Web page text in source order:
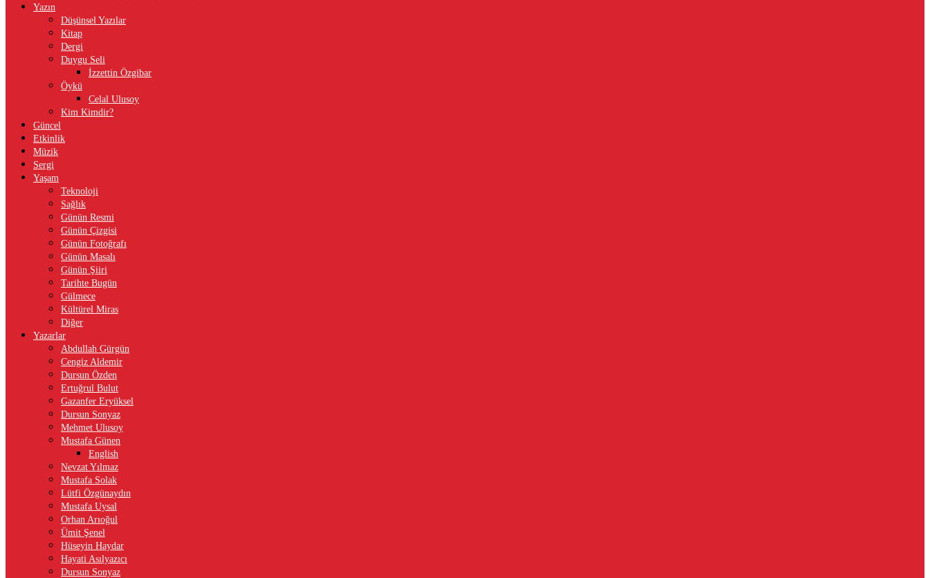
Yazın
Düşünsel Yazılar
Kitap
Dergi
Duygu Seli
İzzettin Özgibar
Öykü
Celal Ulusoy
Kim Kimdir?
Güncel
Etkinlik
Müzik
Sergi
Yaşam
Teknoloji
Sağlık
Günün Resmi
Günün Çizgisi
Günün Fotoğrafı
Günün Masalı
Günün Şiiri
Tarihte Bugün
Gülmece
Kültürel Miras
Diğer
Yazarlar
Abdullah Gürgün
Cengiz Aldemir
Dursun Özden
Ertuğrul Bulut
Gazanfer Eryüksel
Dursun Sonyaz
Mehmet Ulusoy
Mustafa Günen
English
Nevzat Yılmaz
Mustafa Solak
Lütfi Özgünaydın
Mustafa Uysal
Orhan Arıoğul
Ümit Şenel
Hüseyin Haydar
Hayati Asılyazıcı
Dursun Sonyaz